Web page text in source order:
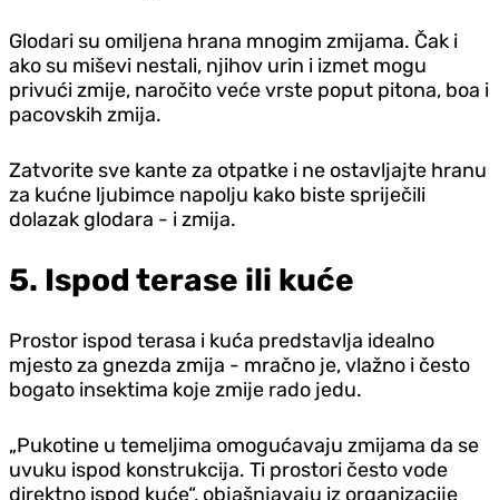
Glodari su omiljena hrana mnogim zmijama. Čak i
ako su miševi nestali, njihov urin i izmet mogu
privući zmije, naročito veće vrste poput pitona, boa i
pacovskih zmija.
Zatvorite sve kante za otpatke i ne ostavljajte hranu
za kućne ljubimce napolju kako biste spriječili
dolazak glodara - i zmija.
5. Ispod terase ili kuće
Prostor ispod terasa i kuća predstavlja idealno
mjesto za gnezda zmija - mračno je, vlažno i često
bogato insektima koje zmije rado jedu.
„Pukotine u temeljima omogućavaju zmijama da se
uvuku ispod konstrukcija. Ti prostori često vode
direktno ispod kuće“, objašnjavaju iz organizacije